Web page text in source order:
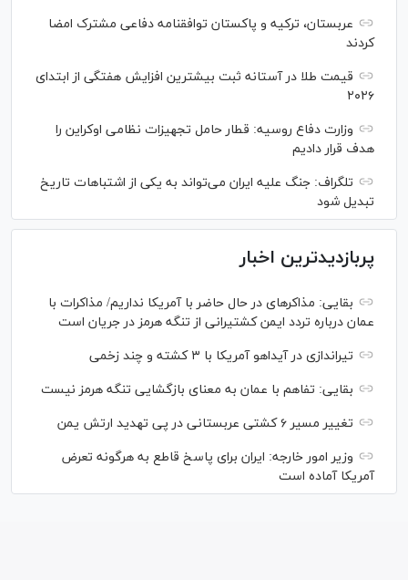
عربستان، ترکیه و پاکستان توافقنامه دفاعی مشترک امضا
کردند
قیمت طلا در آستانه ثبت بیشترین افزایش هفتگی از ابتدای
۲۰۲۶
وزارت دفاع روسیه: قطار حامل تجهیزات نظامی اوکراین را
هدف قرار دادیم
تلگراف: جنگ علیه ایران می‌تواند به یکی از اشتباهات تاریخ
تبدیل شود
پربازدیدترین اخبار
بقایی: مذاکره‎ای در حال حاضر با آمریکا نداریم/ مذاکرات با
عمان درباره تردد ایمن کشتیرانی از تنگه هرمز در جریان است
تیراندازی در آیداهو آمریکا با ۳ کشته و چند زخمی
بقایی: تفاهم با عمان به معنای بازگشایی تنگه هرمز نیست
تغییر مسیر ۶ کشتی عربستانی در پی تهدید ارتش یمن
وزیر امور خارجه: ایران برای پاسخ قاطع به هرگونه تعرض
آمریکا آماده است